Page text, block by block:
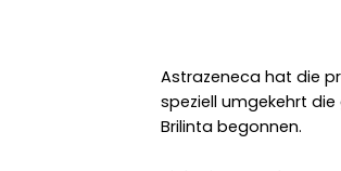
Astrazeneca hat die
speziell umgekehrt
Brilinta begonnen.